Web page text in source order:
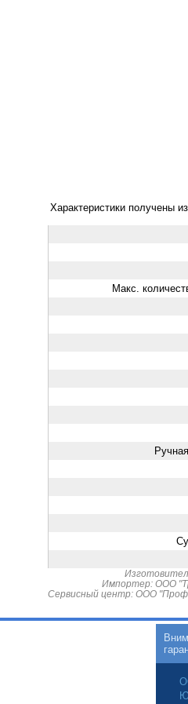
Характеристики получены
Макс.
Импортер: ООО
Сервисный центр: ООО